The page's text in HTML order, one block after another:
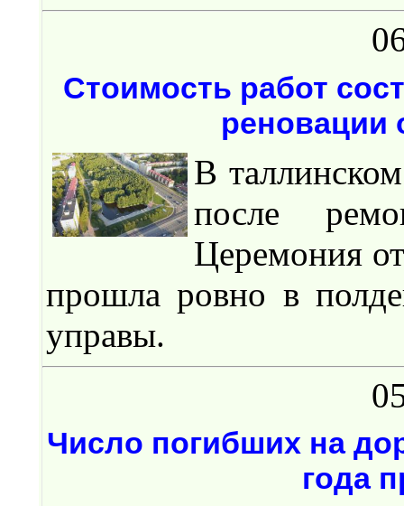
Стоимость работ
реновации
В
после
Церемония
прошла ровно в
управы.
Число погибших на
года